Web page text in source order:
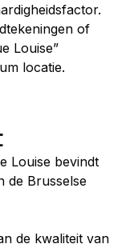
of
Louise”
locatie.
Louise bevindt
de Brusselse
de kwaliteit van